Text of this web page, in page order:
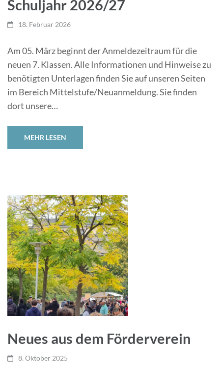
Schuljahr 2026/27
18. Februar 2026
Am 05. März beginnt der Anmeldezeitraum für die
neuen 7. Klassen. Alle Informationen und Hinweise zu
benötigten Unterlagen finden Sie auf unseren Seiten
im Bereich Mittelstufe/Neuanmeldung. Sie finden
dort unsere…
MEHR LESEN
Neues aus dem Förderverein
8. Oktober 2025